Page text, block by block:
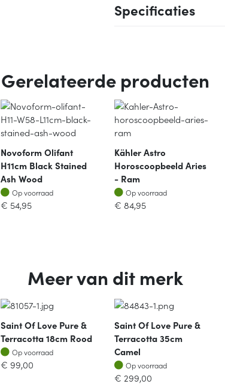
Specificaties
Gerelateerde producten
Novoform Olifant
H11cm Black Stained
Ash Wood
Op voorraad
Op voorraad
€ 54,95
Kähler Astro
Horoscoopbeeld Aries
- Ram
Op voorraad
Op voorraad
€ 84,95
Meer van dit merk
Saint Of Love Pure &
Terracotta 18cm Rood
Op voorraad
Op voorraad
€ 99,00
Saint Of Love Pure &
Terracotta 35cm
Camel
Op voorraad
Op voorraad
€ 299,00